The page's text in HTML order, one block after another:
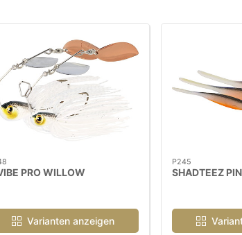
PRO WILLOW
Varianten anzeigen
P245
SHADTEEZ